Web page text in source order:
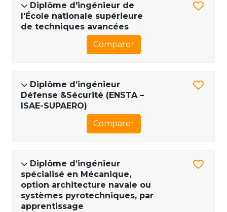
Diplôme d'ingénieur de
l'École nationale supérieure
de techniques avancées
Comparer
Diplôme d’ingénieur
Défense &Sécurité (ENSTA –
ISAE-SUPAERO)
Comparer
Diplôme d’ingénieur
spécialisé en Mécanique,
option architecture navale ou
systèmes pyrotechniques, par
apprentissage